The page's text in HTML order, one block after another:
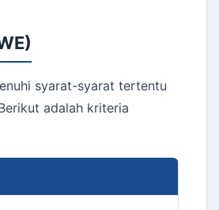
syarat-syarat tertentu
adalah kriteria